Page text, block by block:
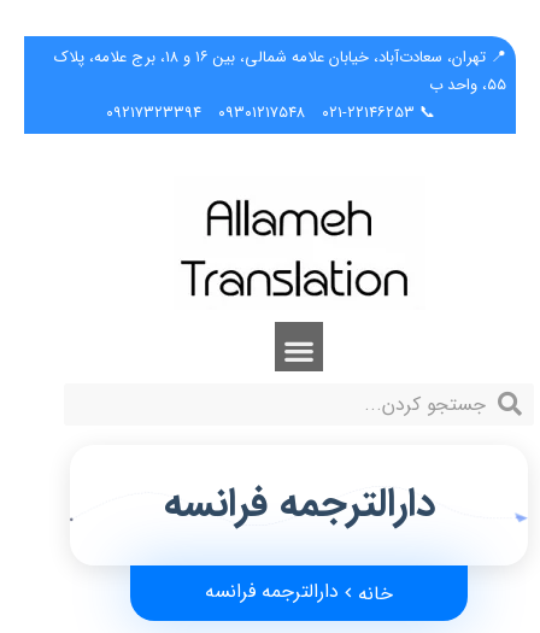
📍 تهران، سعادت‌آباد، خیابان علامه شمالی، بین ۱۶ و ۱۸، برج علامه، پلاک
۵۵، واحد ب
📞 ۰۲۱-۲۲۱۴۶۲۵۳
۰۹۳۰۱۲۱۷۵۴۸ ۰۹۲۱۷۳۲۳۳۹۴
دارالترجمه فرانسه
خانه دارالترجمه فرانسه